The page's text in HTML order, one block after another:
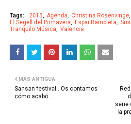
Tags: 2015 Agenda Christina Rosenvinge
El Segell del Primavera
Espai Rambleta
Tranquilo Música
Valencia
serie
la
MÁS ANTIGUA
Sansan festival.. Os contamos
cómo acabó...